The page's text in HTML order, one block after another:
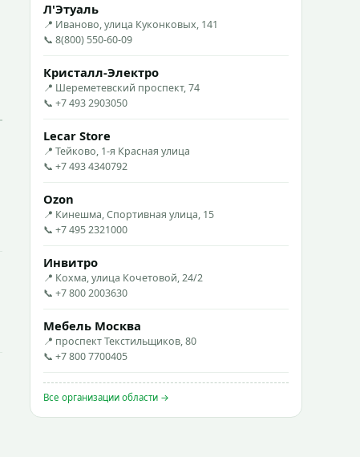
Л'Этуаль
📍 Иваново, улица Куконковых, 141
📞 8(800) 550-60-09
Кристалл-Электро
📍 Шереметевский проспект, 74
📞 +7 493 2903050
Lecar Store
📍 Тейково, 1-я Красная улица
📞 +7 493 4340792
Ozon
📍 Кинешма, Спортивная улица, 15
📞 +7 495 2321000
Инвитро
📍 Кохма, улица Кочетовой, 24/2
📞 +7 800 2003630
Мебель Москва
📍 проспект Текстильщиков, 80
📞 +7 800 7700405
Все организации области →